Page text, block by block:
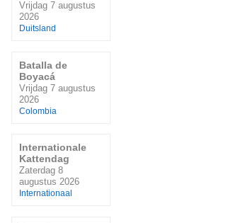
Vrijdag 7 augustus
2026
Duitsland
Batalla de
Boyacá
Vrijdag 7 augustus
2026
Colombia
Internationale
Kattendag
Zaterdag 8
augustus 2026
Internationaal